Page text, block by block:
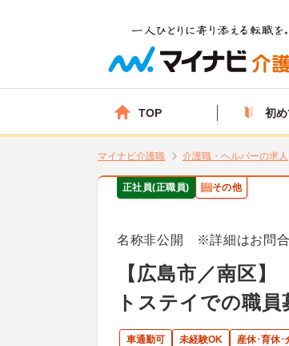
TOP 初
マイナビ介護職 介護職・ヘルパーの求人
正社員(正職員) その他
名称非公開 ※詳細はお問合
【広島市／南区
トステイでの職員
車通勤可 未経験OK 産休･育休･